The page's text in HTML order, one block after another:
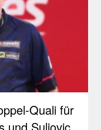
Quali für